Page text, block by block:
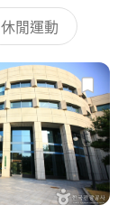
休閒運動